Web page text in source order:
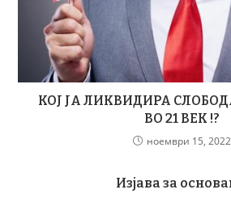
КОЈ ЈА ЛИКВИДИРА
ВО 21 ВЕК !?
ноември 15, 2022
Изјава за